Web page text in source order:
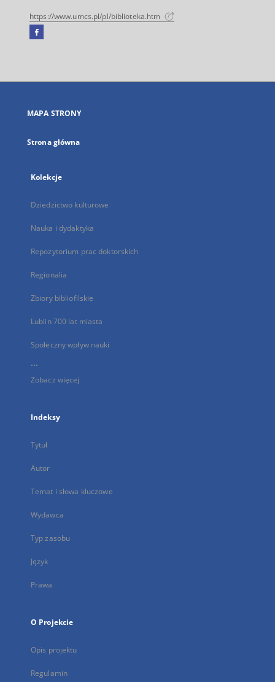
https://www.umcs.pl/pl/biblioteka.htm
Facebook
się
karcie
MAPA STRONY
Strona główna
Kolekcje
Dziedzictwo kulturowe
Nauka i dydaktyka
Repozytorium prac doktorskich
Regionalia
Zbiory bibliofilskie
Lublin 700 lat miasta
Społeczny wpływ nauki
...
Zobacz więcej
Indeksy
Tytuł
Autor
Temat i słowa kluczowe
Wydawca
Typ zasobu
Język
Prawa
O Projekcie
Opis projektu
Regulamin